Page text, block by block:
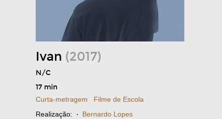
Ivan (2017)
N/C
17 min
Curta-metragem
Filme de Escola
Realização: · Bernardo Lopes